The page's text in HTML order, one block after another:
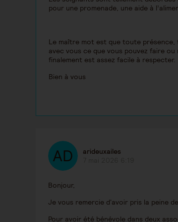
pour une promenade, une aide à
Le maître mot est que toute
avec vous ce que vous pouvez faire
finalement est assez facile à respecter.
Bien à vous
arideuxailes
Bonjour,
Je vous remercie d'avoir pris la peine
Pour avoir été bénévole dans deux